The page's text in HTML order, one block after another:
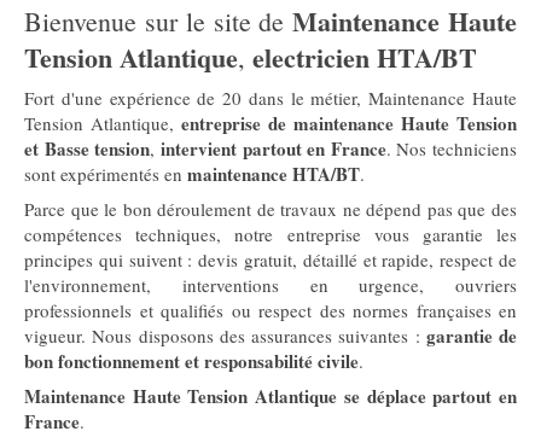
Bienvenue sur le site deMaintenance Haute
Tension Atlantique, electricien HTA/BT
Fort d'une expérience de 20 dans le métier, Maintenance Haute
Tension Atlantique, entreprise de maintenance Haute Tension
et Basse tension, intervient partout en France. Nos techniciens
sont expérimentés en maintenance HTA/BT.
Parce que le bon déroulement de travaux ne dépend pas que des
compétences techniques, notre entreprise vous garantie les
principes qui suivent : devis gratuit, détaillé et rapide, respect de
l'environnement, interventions en urgence, ouvriers
professionnels et qualifiés ou respect des normes françaises en
vigueur. Nous disposons des assurances suivantes : garantie de
bon fonctionnement et responsabilité civile.
Maintenance Haute Tension Atlantique se déplace partout en
France.